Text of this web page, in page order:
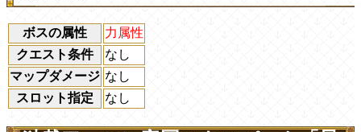
ボスの属性
力属性
クエスト条件
なし
マップダメージ なし
スロット指定
なし